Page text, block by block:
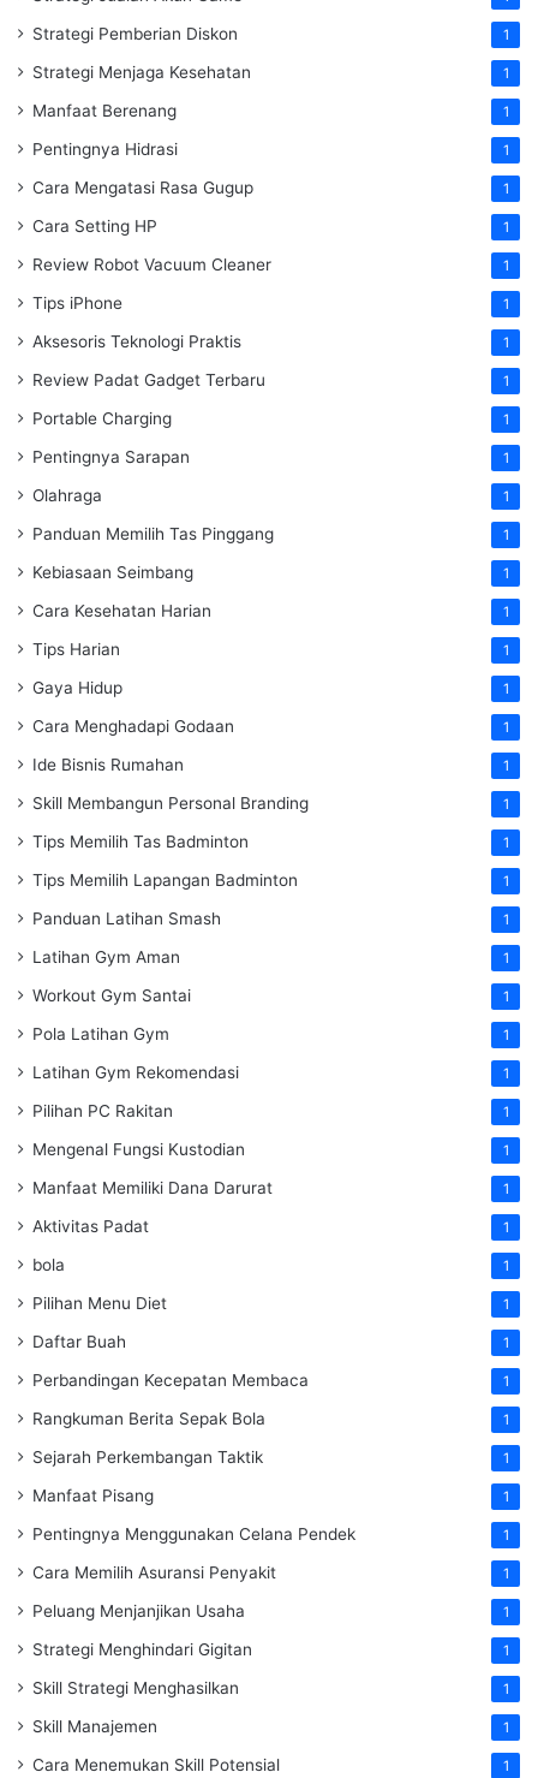
Strategi Pemberian Diskon 1
Strategi Menjaga Kesehatan 1
Manfaat Berenang 1
Pentingnya Hidrasi 1
Cara Mengatasi Rasa Gugup 1
Cara Setting HP 1
Review Robot Vacuum Cleaner 1
Tips iPhone 1
Aksesoris Teknologi Praktis 1
Review Padat Gadget Terbaru 1
Portable Charging 1
Pentingnya Sarapan 1
Olahraga 1
Panduan Memilih Tas Pinggang 1
Kebiasaan Seimbang 1
Cara Kesehatan Harian 1
Tips Harian 1
Gaya Hidup 1
Cara Menghadapi Godaan 1
Ide Bisnis Rumahan 1
Skill Membangun Personal Branding 1
Tips Memilih Tas Badminton 1
Tips Memilih Lapangan Badminton 1
Panduan Latihan Smash 1
Latihan Gym Aman 1
Workout Gym Santai 1
Pola Latihan Gym 1
Latihan Gym Rekomendasi 1
Pilihan PC Rakitan 1
Mengenal Fungsi Kustodian 1
Manfaat Memiliki Dana Darurat 1
Aktivitas Padat 1
bola 1
Pilihan Menu Diet 1
Daftar Buah 1
Perbandingan Kecepatan Membaca 1
Rangkuman Berita Sepak Bola 1
Sejarah Perkembangan Taktik 1
Manfaat Pisang 1
Pentingnya Menggunakan Celana Pendek 1
Cara Memilih Asuransi Penyakit 1
Peluang Menjanjikan Usaha 1
Strategi Menghindari Gigitan 1
Skill Strategi Menghasilkan 1
Skill Manajemen 1
Cara Menemukan Skill Potensial 1